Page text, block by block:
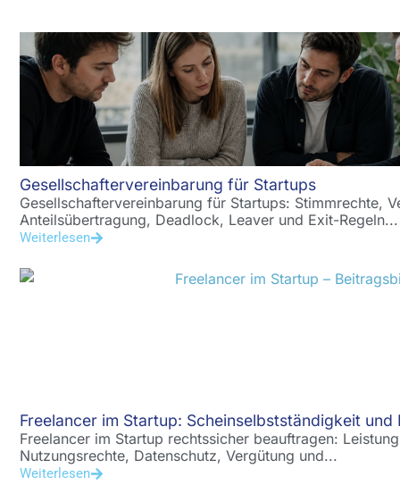
Gesellschaftervereinbarung für Startups
Gesellschaftervereinbarung für Startups: Stimmrechte,
Anteilsübertragung, Deadlock, Leaver und Exit-Regeln...
Weiterlesen
Freelancer im Startup: Scheinselbstständigkeit und
Freelancer im Startup rechtssicher beauftragen:
Nutzungsrechte, Datenschutz, Vergütung und...
Weiterlesen